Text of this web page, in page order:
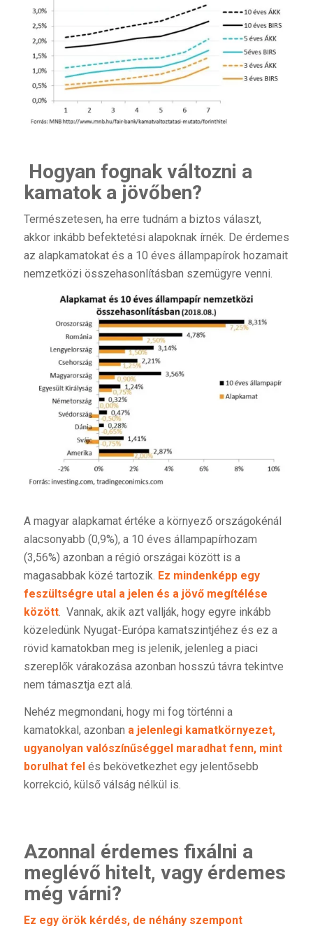
Hogyan fognak változni a
kamatok a jövőben?
Természetesen, ha erre tudnám a biztos választ,
akkor inkább befektetési alapoknak írnék. De érdemes
az alapkamatokat és a 10 éves állampapírok hozamait
nemzetközi összehasonlításban szemügyre venni.
A magyar alapkamat értéke a környező országokénál
alacsonyabb (0,9%), a 10 éves állampapírhozam
(3,56%) azonban a régió országai között is a
magasabbak közé tartozik. Ez mindenképp egy
feszültségre utal a jelen és a jövő megítélése
között. Vannak, akik azt vallják, hogy egyre inkább
közeledünk Nyugat-Európa kamatszintjéhez és ez a
rövid kamatokban meg is jelenik, jelenleg a piaci
szereplők várakozása azonban hosszú távra tekintve
nem támasztja ezt alá.
Nehéz megmondani, hogy mi fog történni a
kamatokkal, azonban a jelenlegi kamatkörnyezet,
ugyanolyan valószínűséggel maradhat fenn, mint
borulhat fel és bekövetkezhet egy jelentősebb
korrekció, külső válság nélkül is.
Azonnal érdemes fixálni a
meglévő hitelt, vagy érdemes
még várni?
Ez egy örök kérdés, de néhány szempont